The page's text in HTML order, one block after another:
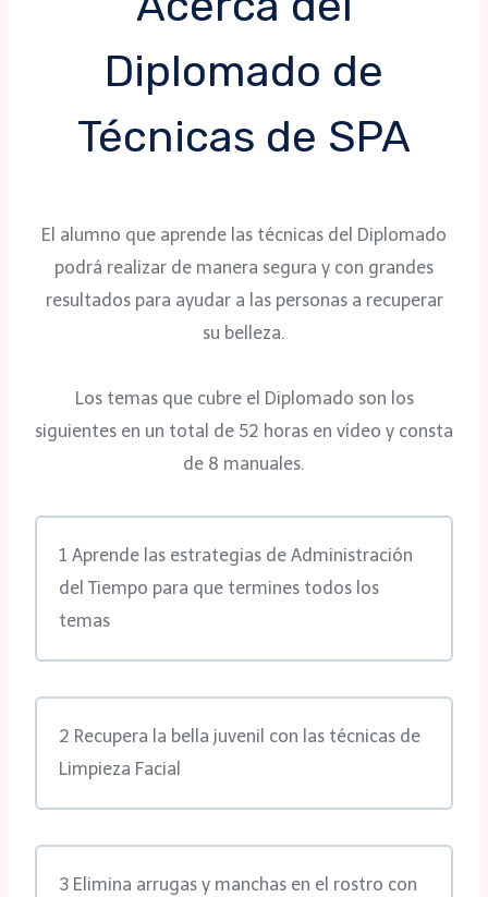
Diplomado de
Técnicas de SPA
El alumno que aprende las técnicas del Diplomado
podrá realizar de manera segura y con grandes
resultados para ayudar a las personas a recuperar
su belleza.
Los temas que cubre el Diplomado son los
siguientes en un total de 52 horas en vídeo y consta
de 8 manuales.
1 Aprende las estrategias de Administración
del Tiempo para que termines todos los
temas
2 Recupera la bella juvenil con las técnicas de
Limpieza Facial
3 Elimina arrugas y manchas en el rostro con